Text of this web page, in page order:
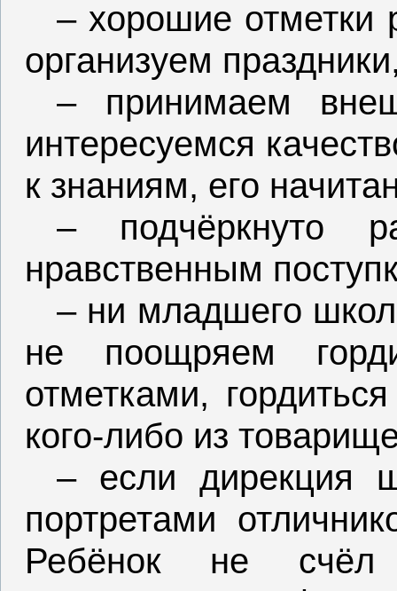
– хорошие отметки
организуем
– принимаем
интересуемся
к знаниям, его
– подчёркнуто
нравственным
– ни младшего
не поощряем
отметками,
кого-либо из
– если дирекция
портретами
Ребёнок не